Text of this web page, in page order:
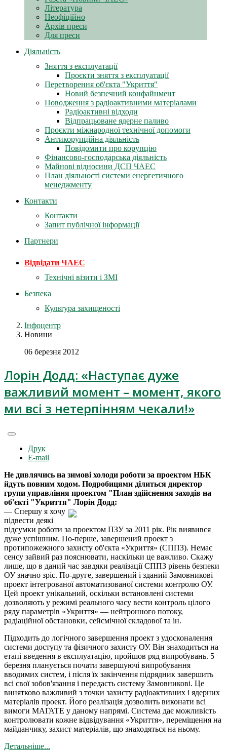
Література
Неофіційно
Архів преси
Для преси
Діяльність
Зняття з експлуатації
Проєкти зняття з експлуатації
Перетворення об'єкта "Укриття"
Новий безпечний конфайнмент
Поводження з радіоактивними матеріалами
Радіоактивні відходи
Відпрацьоване ядерне паливо
Проєкти міжнародної технічної допомоги
Антикорупційна діяльність
Повідомити про корупцію
Фінансово-господарська діяльність
Майнові відносини ДСП ЧАЕС
План діяльності системи енергетичного
менеджменту
Контакти
Контакти
Запит публічної інформації
Партнери
Відвідати ЧАЕС
Технічні візити і ЗМІ
Безпека
Культура захищеності
Інфоцентр
Новини
06 березня 2012
Лорін Додд: «Наступає дуже
важливий момент – момент, якого
ми всі з нетерпінням чекали!»
Друк
E-mail
Не дивлячись на зимові холоди роботи за проектом НБК
йдуть повним ходом. Подробицями ділиться директор
групи управління проектом "План здійснення заходів на
об'єкті "Укриття" Лорін Додд:
— Спершу я хочу
підвести деякі
підсумки роботи за проектом ПЗУ за 2011 рік. Рік виявився
дуже успішним. По-перше, завершений проект з
протипожежного захисту об'єкта «Укриття» (СППЗ). Немає
сенсу зайвий раз пояснювати, наскільки це важливо. Скажу
лише, що в даний час завдяки реалізації СППЗ рівень безпеки
ОУ значно зріс. По-друге, завершений і зданий Замовникові
проект інтегрованої автоматизованої системи контролю ОУ.
Цей проект унікальний, оскільки встановлені системи
дозволяють у режимі реального часу вести контроль цілого
ряду параметрів «Укриття» — нейтронного потоку,
радіаційної обстановки, сейсмічної складової та ін.
Підходить до логічного завершення проект з удосконалення
системи доступу та фізичного захисту ОУ. Він знаходиться на
етапі введення в експлуатацію, пройшов ряд випробувань. 5
березня планується почати завершуючі випробування
вводимих систем, і після їх закінчення підрядник завершить
всі свої зобов'язання і передасть систему Замовникові. Це
винятково важливий з точки захисту радіоактивних і ядерних
матеріалів проект. Його реалізація дозволить виконати всі
вимоги МАГАТЕ у даному напрямі. Система дає можливість
контролювати кожне відвідування «Укриття», переміщення на
майданчику, захист матеріалів, що знаходяться на ньому.
Детальніше...